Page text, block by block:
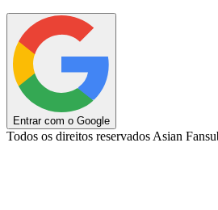
Entrar com o Google
Todos os direitos reservados Asian